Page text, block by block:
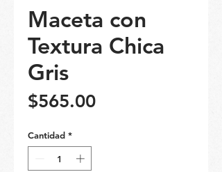
Maceta con
Textura Chica
Gris
$565.00Precio
Cantidad *